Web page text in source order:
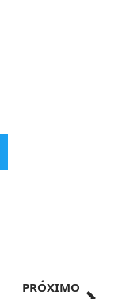
PRÓXIMO